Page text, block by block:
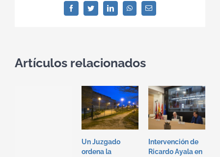
FacebookTwitterLinkedInWhatsAppCorreo
electrónico
Artículos relacionados
Un Juzgado
ordena la
Intervención de
Ricardo Ayala en